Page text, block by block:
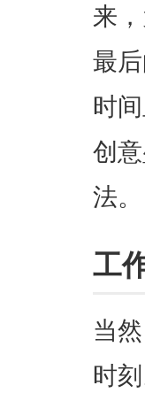
来
最
时
创
法。
工
当
时刻